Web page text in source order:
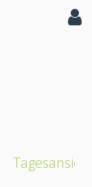
Tagesansicht